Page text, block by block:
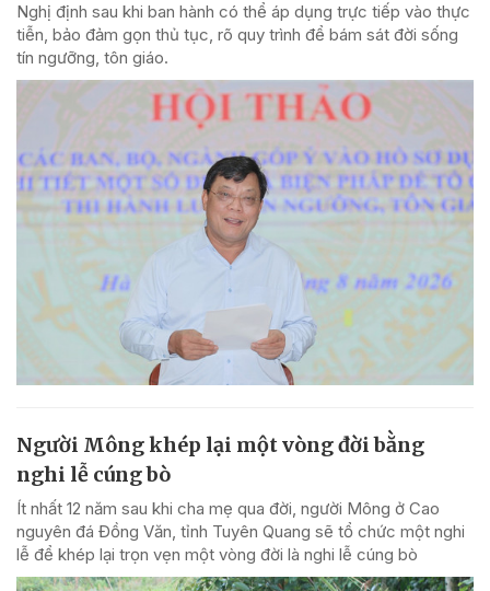
Nghị định sau khi ban hành có thể áp dụng trực tiếp vào thực
tiễn, bảo đảm gọn thủ tục, rõ quy trình để bám sát đời sống
tín ngưỡng, tôn giáo.
Người Mông khép lại một vòng đời bằng
nghi lễ cúng bò
Ít nhất 12 năm sau khi cha mẹ qua đời, người Mông ở Cao
nguyên đá Đồng Văn, tỉnh Tuyên Quang sẽ tổ chức một nghi
lễ để khép lại trọn vẹn một vòng đời là nghi lễ cúng bò